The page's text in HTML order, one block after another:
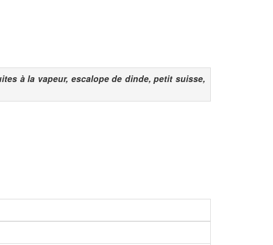
à la vapeur, escalope de dinde, petit suisse,